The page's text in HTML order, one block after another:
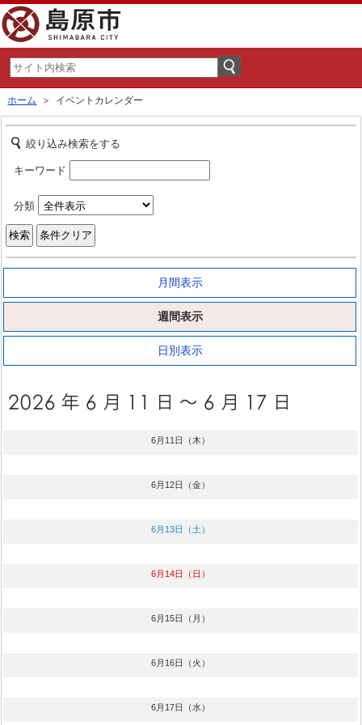
ホーム ＞ イベントカレンダー
絞り込み検索をする
キーワード
分類
月間表示
週間表示
日別表示
6月11日（木）
6月12日（金）
6月13日（土）
6月14日（日）
6月15日（月）
6月16日（火）
6月17日（水）